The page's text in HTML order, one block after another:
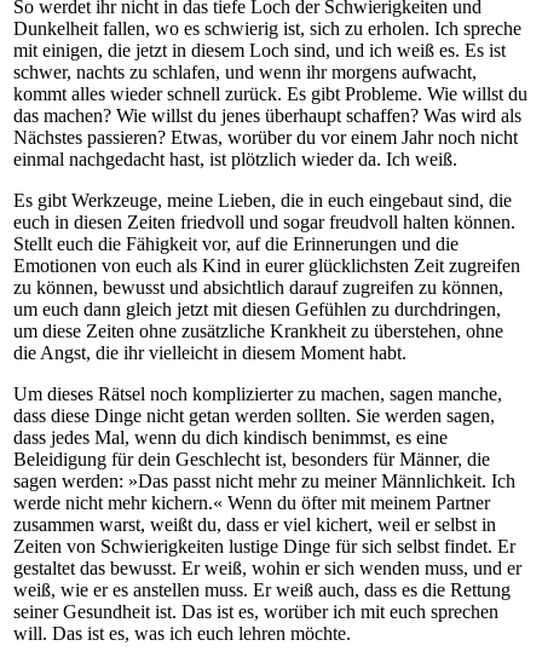
So werdet ihr nicht in das tiefe Loch der Schwierigkeiten und
Dunkelheit fallen, wo es schwierig ist, sich zu erholen. Ich spreche
mit einigen, die jetzt in diesem Loch sind, und ich weiß es. Es ist
schwer, nachts zu schlafen, und wenn ihr morgens aufwacht,
kommt alles wieder schnell zurück. Es gibt Probleme. Wie willst du
das machen? Wie willst du jenes überhaupt schaffen? Was wird als
Nächstes passieren? Etwas, worüber du vor einem Jahr noch nicht
einmal nachgedacht hast, ist plötzlich wieder da. Ich weiß.
Es gibt Werkzeuge, meine Lieben, die in euch eingebaut sind, die
euch in diesen Zeiten friedvoll und sogar freudvoll halten können.
Stellt euch die Fähigkeit vor, auf die Erinnerungen und die
Emotionen von euch als Kind in eurer glücklichsten Zeit zugreifen
zu können, bewusst und absichtlich darauf zugreifen zu können,
um euch dann gleich jetzt mit diesen Gefühlen zu durchdringen,
um diese Zeiten ohne zusätzliche Krankheit zu überstehen, ohne
die Angst, die ihr vielleicht in diesem Moment habt.
Um dieses Rätsel noch komplizierter zu machen, sagen manche,
dass diese Dinge nicht getan werden sollten. Sie werden sagen,
dass jedes Mal, wenn du dich kindisch benimmst, es eine
Beleidigung für dein Geschlecht ist, besonders für Männer, die
sagen werden: »Das passt nicht mehr zu meiner Männlichkeit. Ich
werde nicht mehr kichern.« Wenn du öfter mit meinem Partner
zusammen warst, weißt du, dass er viel kichert, weil er selbst in
Zeiten von Schwierigkeiten lustige Dinge für sich selbst findet. Er
gestaltet das bewusst. Er weiß, wohin er sich wenden muss, und er
weiß, wie er es anstellen muss. Er weiß auch, dass es die Rettung
seiner Gesundheit ist. Das ist es, worüber ich mit euch sprechen
will. Das ist es, was ich euch lehren möchte.